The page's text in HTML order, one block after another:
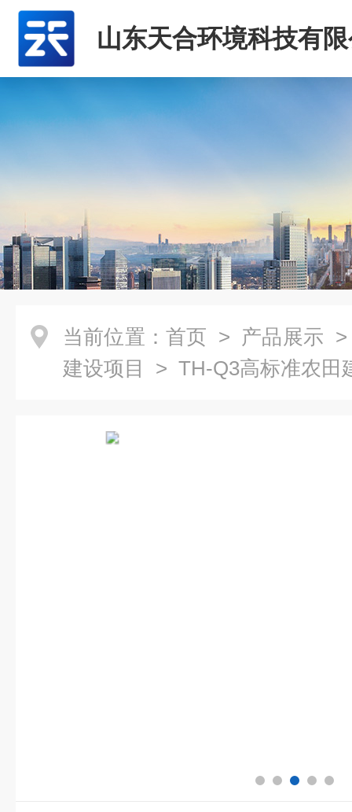
山东天合环境科技有
当前位置： 首页 > 产品展示
建设项目
> TH-Q3高标准农田